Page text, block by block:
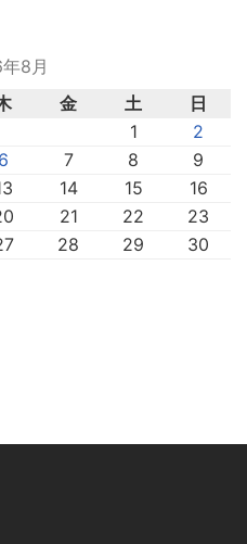
8月
金 土
日
1
2
6 7 8
9
14 15
16
21 22
23
28 29
30